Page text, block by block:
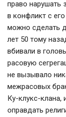
право нарушать
в конфликт с
можно сделать
лет 50 тому
вбивали в
расовую
не вызывало
межрасовых
Ку-клукс-клана,
оправдать